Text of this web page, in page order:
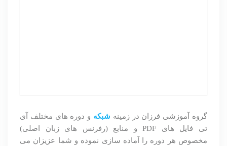
گروه آموزشی فرزان در زمینه شبکه و دوره های مختلف آی
تی فایل های PDF و منابع)رفرنس های زبان اصلی)
مخصوص هر دوره را آماده سازی نموده و شما عزیزان می